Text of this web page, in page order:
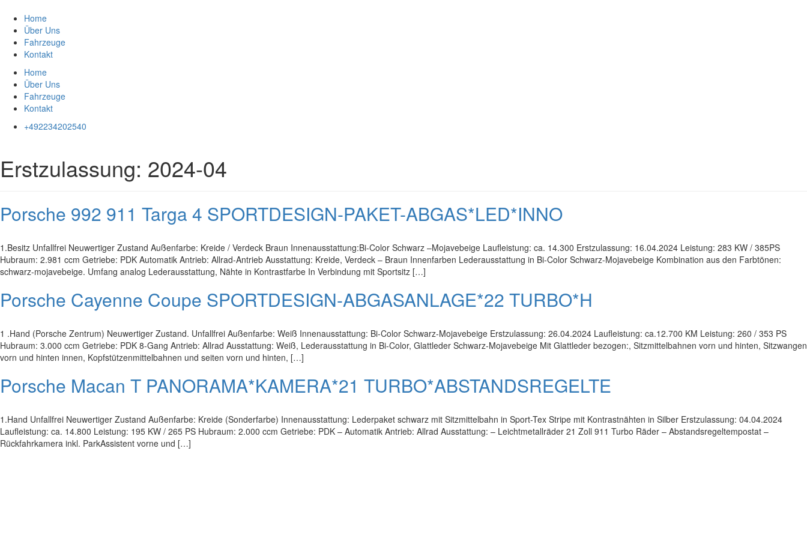
Inhalt
springen
Home
Über Uns
Fahrzeuge
Kontakt
Home
Über Uns
Fahrzeuge
Kontakt
+492234202540
Erstzulassung: 2024-04
Porsche 992 911 Targa 4 SPORTDESIGN-PAKET-ABGAS*LED*INNO
1.Besitz Unfallfrei Neuwertiger Zustand Außenfarbe: Kreide / Verdeck Braun Innenausstattung:Bi-Color Schwarz –Mojavebeige Laufleistung: ca. 14.300 Erstzulassung: 16.04.2024 Leistung: 283 KW / 385PS
Hubraum: 2.981 ccm Getriebe: PDK Automatik Antrieb: Allrad-Antrieb Ausstattung: Kreide, Verdeck – Braun Innenfarben Lederausstattung in Bi-Color Schwarz-Mojavebeige Kombination aus den Farbtönen:
schwarz-mojavebeige. Umfang analog Lederausstattung, Nähte in Kontrastfarbe In Verbindung mit Sportsitz […]
Porsche Cayenne Coupe SPORTDESIGN-ABGASANLAGE*22 TURBO*H
1 .Hand (Porsche Zentrum) Neuwertiger Zustand. Unfallfrei Außenfarbe: Weiß Innenausstattung: Bi-Color Schwarz-Mojavebeige Erstzulassung: 26.04.2024 Laufleistung: ca.12.700 KM Leistung: 260 / 353 PS
Hubraum: 3.000 ccm Getriebe: PDK 8-Gang Antrieb: Allrad Ausstattung: Weiß, Lederausstattung in Bi-Color, Glattleder Schwarz-Mojavebeige Mit Glattleder bezogen:, Sitzmittelbahnen vorn und hinten, Sitzwangen
vorn und hinten innen, Kopfstützenmittelbahnen und seiten vorn und hinten, […]
Porsche Macan T PANORAMA*KAMERA*21 TURBO*ABSTANDSREGELTE
1.Hand Unfallfrei Neuwertiger Zustand Außenfarbe: Kreide (Sonderfarbe) Innenausstattung: Lederpaket schwarz mit Sitzmittelbahn in Sport-Tex Stripe mit Kontrastnähten in Silber Erstzulassung: 04.04.2024
Laufleistung: ca. 14.800 Leistung: 195 KW / 265 PS Hubraum: 2.000 ccm Getriebe: PDK – Automatik Antrieb: Allrad Ausstattung: – Leichtmetallräder 21 Zoll 911 Turbo Räder – Abstandsregeltempostat –
Rückfahrkamera inkl. ParkAssistent vorne und […]